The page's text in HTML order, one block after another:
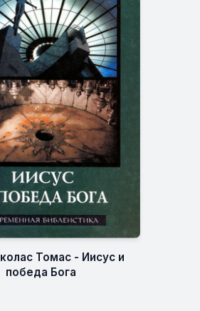
Томас - Иисус и
победа Бога